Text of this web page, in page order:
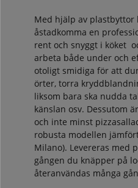
Med hjälp av plastbyttor
åstadkomma en
rent och snyggt i köket
arbeta både under och
otoligt smidiga för att
örter, torra
liksom bara ska nudda
känslan osv. Dessutom
och inte minst
robusta modellen
Milano). Levereras med
gången du knäpper på
återanvändas många